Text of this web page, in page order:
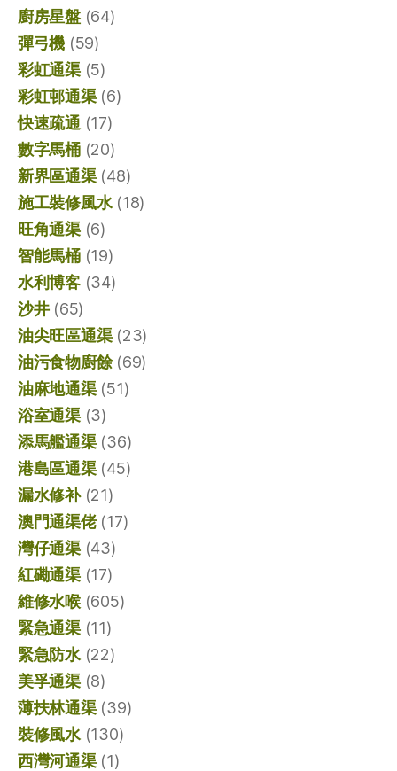
廚房星盤(64)
彈弓機 (59)
彩虹通渠(5)
彩虹邨通渠(6)
快速疏通 (17)
數字馬桶(20)
新界區通渠(48)
施工裝修風水(18)
旺角通渠(6)
智能馬桶(19)
水利博客(34)
沙井(65)
油尖旺區通渠(23)
油污食物廚餘(69)
油麻地通渠(51)
浴室通渠(3)
添馬艦通渠(36)
港島區通渠(45)
漏水修补(21)
澳門通渠佬(17)
灣仔通渠(43)
紅磡通渠(17)
維修水喉(605)
緊急通渠(11)
緊急防水(22)
美孚通渠(8)
薄扶林通渠(39)
裝修風水(130)
西灣河通渠(1)